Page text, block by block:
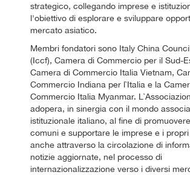
strategico, collegando imprese e
l'obiettivo di esplorare e sviluppare
mercato asiatico.
Membri fondatori sono Italy China
(Iccf), Camera di Commercio per il Sud-
Camera di Commercio Italia Vietnam,
Commercio Indiana per l`Italia e la
Commercio Italia Myanmar.
adopera, in sinergia con il mondo
istituzionale italiano, al fine di
comuni e supportare le imprese e i
anche attraverso la circolazione di
notizie aggiornate, nel processo di
internazionalizzazione verso i diversi